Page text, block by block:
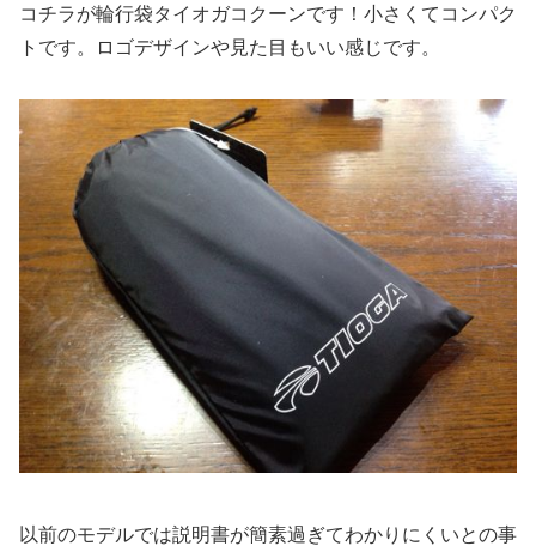
コチラが輪行袋タイオガコクーンです！小さくてコンパク
トです。ロゴデザインや見た目もいい感じです。
以前のモデルでは説明書が簡素過ぎてわかりにくいとの事